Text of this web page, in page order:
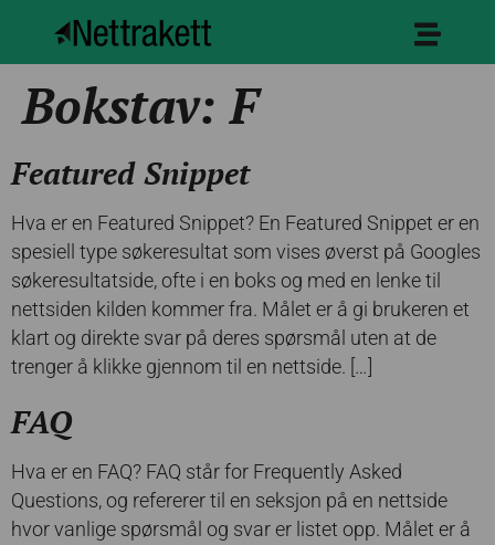
Bokstav:F
Featured Snippet
Hva er en Featured Snippet? En Featured Snippet er en
spesiell type søkeresultat som vises øverst på Googles
søkeresultatside, ofte i en boks og med en lenke til
nettsiden kilden kommer fra. Målet er å gi brukeren et
klart og direkte svar på deres spørsmål uten at de
trenger å klikke gjennom til en nettside. […]
FAQ
Hva er en FAQ? FAQ står for Frequently Asked
Questions, og refererer til en seksjon på en nettside
hvor vanlige spørsmål og svar er listet opp. Målet er å